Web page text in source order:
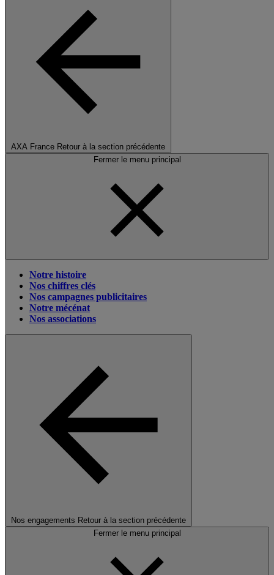
AXA France Retour à la section précédente
Fermer le menu principal
Notre histoire
Nos chiffres clés
Nos campagnes publicitaires
Notre mécénat
Nos associations
Nos engagements Retour à la section précédente
Fermer le menu principal